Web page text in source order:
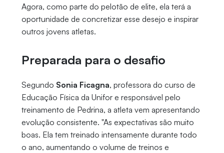
Agora, como parte do pelotão de elite, ela terá a
oportunidade de concretizar esse desejo e inspirar
outros jovens atletas.
Preparada para o desafio
Segundo Sonia Ficagna, professora do curso de
Educação Física da Unifor e responsável pelo
treinamento de Pedrina, a atleta vem apresentando
evolução consistente. "As expectativas são muito
boas. Ela tem treinado intensamente durante todo
o ano, aumentando o volume de treinos e